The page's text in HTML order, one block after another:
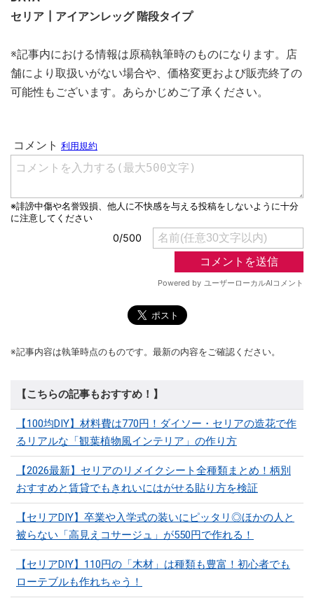
セリア┃アイアンレッグ 階段タイプ
※記事内における情報は原稿執筆時のものになります。店
舗により取扱いがない場合や、価格変更および販売終了の
可能性もございます。あらかじめご了承ください。
※記事内容は執筆時点のものです。最新の内容をご確認ください。
【こちらの記事もおすすめ！】
【100均DIY】材料費は770円！ダイソー・セリアの造花で作
るリアルな「観葉植物風インテリア」の作り方
【2026最新】セリアのリメイクシート全種類まとめ！柄別
おすすめと賃貸でもきれいにはがせる貼り方を検証
【セリアDIY】卒業や入学式の装いにピッタリ◎ほかの人と
被らない「高見えコサージュ」が550円で作れる！
【セリアDIY】110円の「木材」は種類も豊富！初心者でも
ローテブルも作れちゃう！